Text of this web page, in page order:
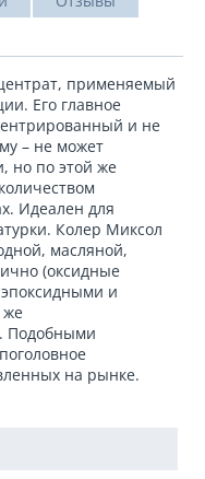
применяемый
Его главное
и не
– не может
но по этой же
Идеален для
Колер Миксол
масляной,
(оксидные
и
же
Подобными
на рынке.